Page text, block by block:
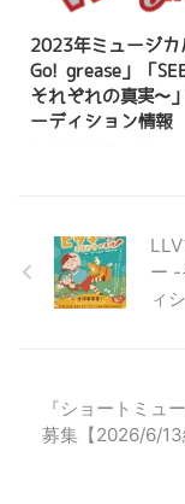
サート』の概要 出演者
ション情報 応募の流れ
詳しくご紹介していま
ージカルや音楽が好き
2023年ミュージカ
Go! grease」「
それぞれの真実〜
ーディション情報
に上演予定です。 この
多くの子役キャストが
ます。 ミュージカル「
予定です。（ゲネプロ
この作品に出演する子
ー -
ィ
『ショートミュ
募集【2026/6/13